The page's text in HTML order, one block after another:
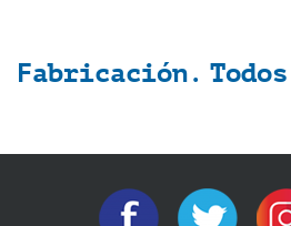
Fabricación.